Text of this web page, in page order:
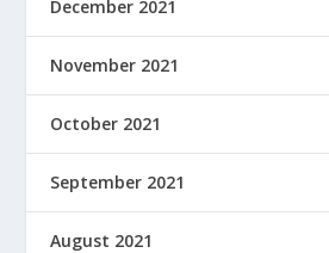
December 2021
November 2021
October 2021
September 2021
August 2021